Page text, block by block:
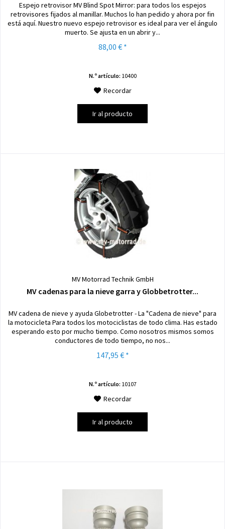
Espejo retrovisor MV Blind Spot Mirror: para todos los espejos
retrovisores fijados al manillar. Muchos lo han pedido y ahora por fin
está aquí. Nuestro nuevo espejo retrovisor es ideal para ver el ángulo
muerto. Se ajusta en un abrir y...
88,00 € *
N.º artículo: 10400
Recordar
Ir al producto
MV Motorrad Technik GmbH
MV cadenas para la nieve garra y Globbetrotter...
MV cadena de nieve y ayuda Globetrotter - La "Cadena de nieve" para
la motocicleta Para todos los motociclistas de todo clima. Has estado
esperando esto por mucho tiempo. Como nosotros mismos somos
conductores de todo tiempo, no nos...
147,95 € *
N.º artículo: 10107
Recordar
Ir al producto